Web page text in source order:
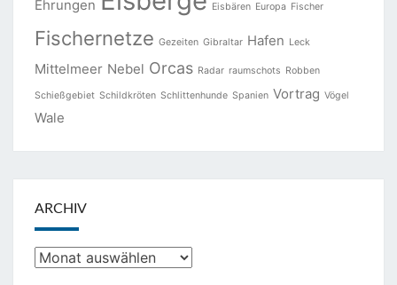
Ehrungen Eisbären Europa Fischer
Fischernetze Gezeiten Gibraltar Hafen Leck
Mittelmeer Nebel Orcas Radar raumschots Robben
Schießgebiet Schildkröten Schlittenhunde Spanien Vortrag Vögel
Wale
ARCHIV
Archiv